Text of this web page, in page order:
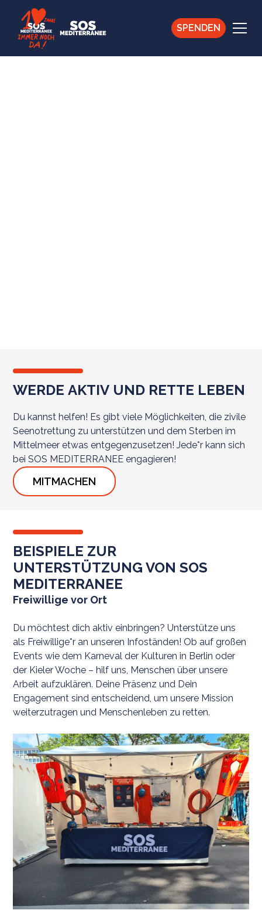
SPENDEN
WERDE AKTIV UND RETTE LEBEN
Du kannst helfen! Es gibt viele Möglichkeiten, die zivile
Seenotrettung zu unterstützen und dem Sterben im
Mittelmeer etwas entgegenzusetzen! Jede*r kann sich
bei SOS MEDITERRANEE engagieren!
MITMACHEN
BEISPIELE ZUR
UNTERSTÜTZUNG VON SOS
MEDITERRANEE
Freiwillige vor Ort
Du möchtest dich aktiv einbringen? Unterstütze uns
als Freiwillige*r an unseren Infoständen! Ob auf großen
Events wie dem Karneval der Kulturen in Berlin oder
der Kieler Woche – hilf uns, Menschen über unsere
Arbeit aufzuklären. Deine Präsenz und Dein
Engagement sind entscheidend, um unsere Mission
weiterzutragen und Menschenleben zu retten.